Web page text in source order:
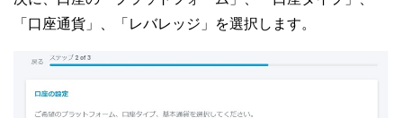
「口座通貨」、「レバレッジ」を選択します。